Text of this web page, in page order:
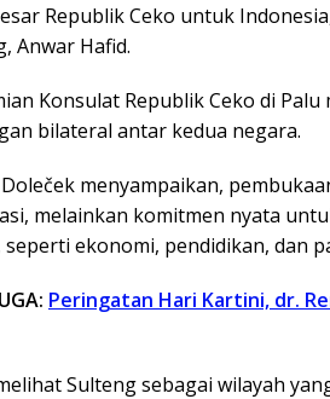
Republik Ceko untuk
Anwar Hafid.
Konsulat Republik Ceko di
bilateral antar kedua negara.
menyampaikan,
melainkan komitmen nyata
ekonomi, pendidikan, dan
Peringatan Hari Kartini, dr.
Sulteng sebagai wilayah